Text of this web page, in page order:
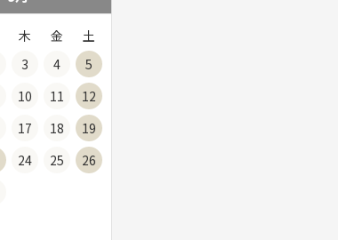
木 金
土
3 4
5
10 11
12
17 18
19
24 25
26